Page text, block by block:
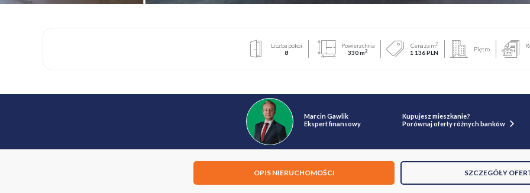
Liczba pokoi
8
Powierzchnia
330 m2
Cena za m2
1 136 PLN Piętro
Marcin Gawlik
Ekspert finansowy
Kupujesz mieszkanie?
Porównaj oferty różnych banków
OPIS NIERUCHOMOŚCI SZCZEGÓŁY